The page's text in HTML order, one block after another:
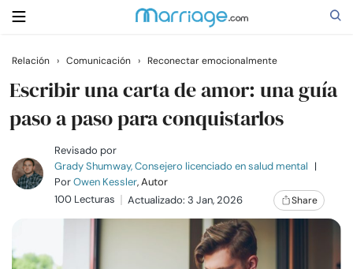
Buscar
Casarse
Relaciones
Relación › Comunicación › Reconectar emocionalmente
Escribir una carta de amor: una guía
paso a paso para conquistarlos
Revisado por
Grady Shumway, Consejero licenciado en salud mental |
PorOwen Kessler, Autor
100 Lecturas
Actualizado: 3 Jan, 2026 Share